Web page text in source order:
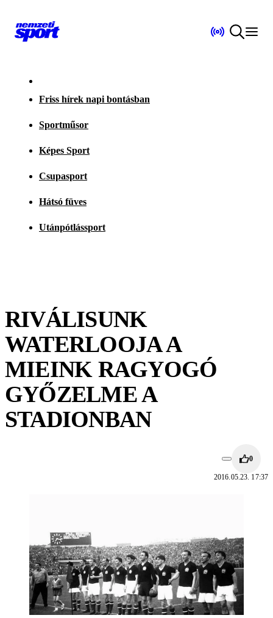
Friss hírek napi bontásban
Sportműsor
Képes Sport
Csupasport
Hátsó füves
Utánpótlássport
RIVÁLISUNK
WATERLOOJA A
MIEINK RAGYOGÓ
GYŐZELME A
STADIONBAN
0
2016.05.23. 17:37